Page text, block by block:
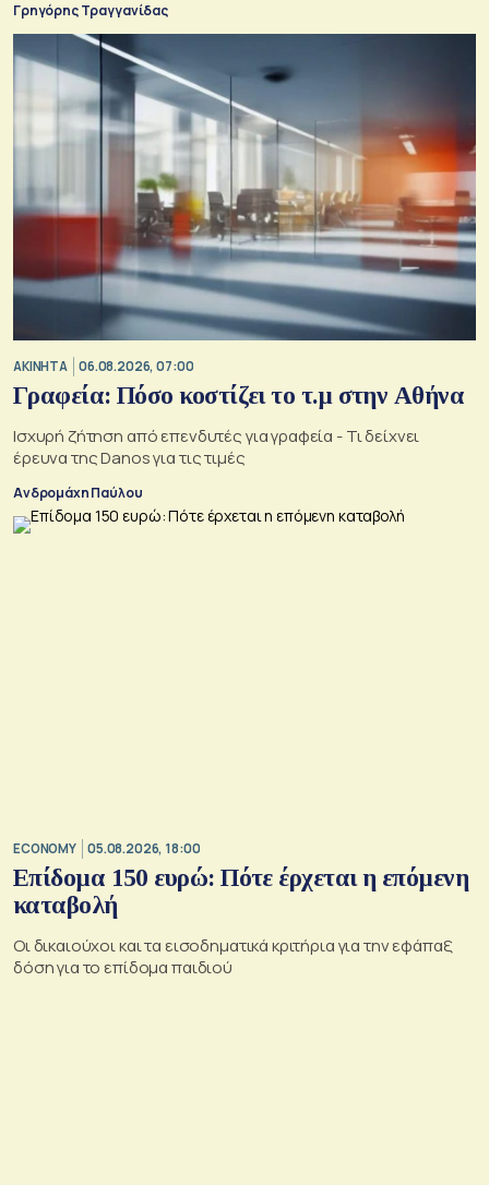
Γρηγόρης Τραγγανίδας
ΑΚΙΝΗΤΑ 06.08.2026, 07:00
Γραφεία: Πόσο κοστίζει το τ.μ στην Αθήνα
Ισχυρή ζήτηση από επενδυτές για γραφεία - Τι δείχνει
έρευνα της Danos για τις τιμές
Ανδρομάχη Παύλου
ECONOMY 05.08.2026, 18:00
Επίδομα 150 ευρώ: Πότε έρχεται η επόμενη
καταβολή
Οι δικαιούχοι και τα εισοδηματικά κριτήρια για την εφάπαξ
δόση για το επίδομα παιδιού